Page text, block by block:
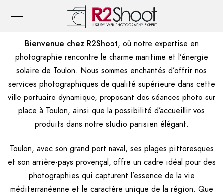
Bienvenue chez R2Shoot, où notre expertise en
photographie rencontre le charme maritime et l’énergie
solaire de Toulon. Nous sommes enchantés d’offrir nos
services photographiques de qualité supérieure dans cette
ville portuaire dynamique, proposant des séances photo sur
place à Toulon, ainsi que la possibilité d’accueillir vos
produits dans notre studio parisien élégant.
Toulon, avec son grand port naval, ses plages pittoresques
et son arrière-pays provençal, offre un cadre idéal pour des
photographies qui capturent l’essence de la vie
méditerranéenne et le caractère unique de la région. Que